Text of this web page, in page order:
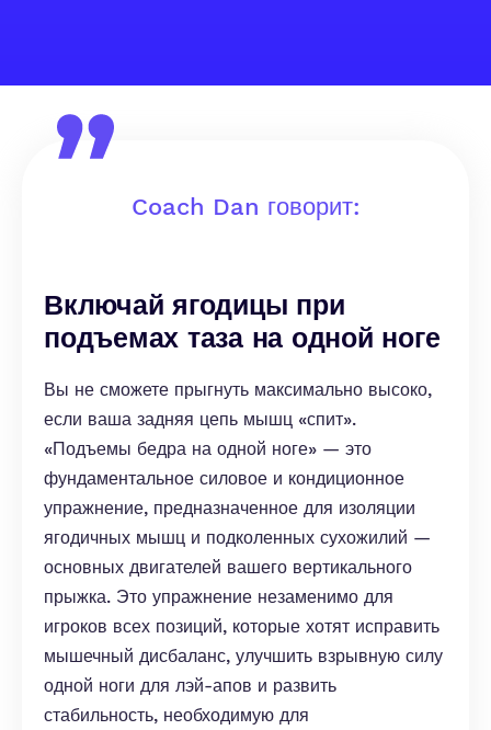
Coach Dan говорит:
Включай ягодицы при
подъемах таза на одной ноге
Вы не сможете прыгнуть максимально высоко,
если ваша задняя цепь мышц «спит».
«Подъемы бедра на одной ноге» — это
фундаментальное силовое и кондиционное
упражнение, предназначенное для изоляции
ягодичных мышц и подколенных сухожилий —
основных двигателей вашего вертикального
прыжка. Это упражнение незаменимо для
игроков всех позиций, которые хотят исправить
мышечный дисбаланс, улучшить взрывную силу
одной ноги для лэй-апов и развить
стабильность, необходимую для